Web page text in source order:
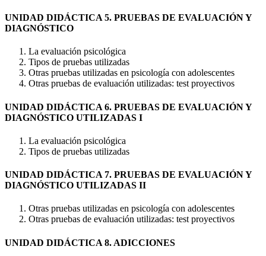
UNIDAD DIDÁCTICA 5. PRUEBAS DE EVALUACIÓN Y
DIAGNÓSTICO
La evaluación psicológica
Tipos de pruebas utilizadas
Otras pruebas utilizadas en psicología con adolescentes
Otras pruebas de evaluación utilizadas: test proyectivos
UNIDAD DIDÁCTICA 6. PRUEBAS DE EVALUACIÓN Y
DIAGNÓSTICO UTILIZADAS I
La evaluación psicológica
Tipos de pruebas utilizadas
UNIDAD DIDÁCTICA 7. PRUEBAS DE EVALUACIÓN Y
DIAGNÓSTICO UTILIZADAS II
Otras pruebas utilizadas en psicología con adolescentes
Otras pruebas de evaluación utilizadas: test proyectivos
UNIDAD DIDÁCTICA 8. ADICCIONES